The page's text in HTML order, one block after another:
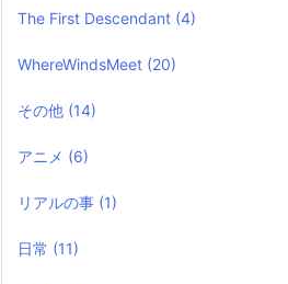
The First Descendant (4)
WhereWindsMeet (20)
その他 (14)
アニメ (6)
リアルの事 (1)
日常 (11)